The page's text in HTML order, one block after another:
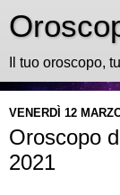
Il tuo oroscopo,
VENERDÌ 12
Oroscopo
2021